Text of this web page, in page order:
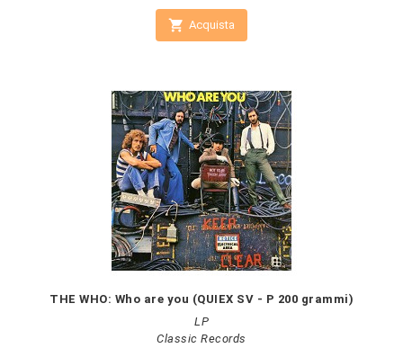
 Acquista
THE WHO: Who are you (QUIEX SV - P 200 grammi)
LP
Classic Records